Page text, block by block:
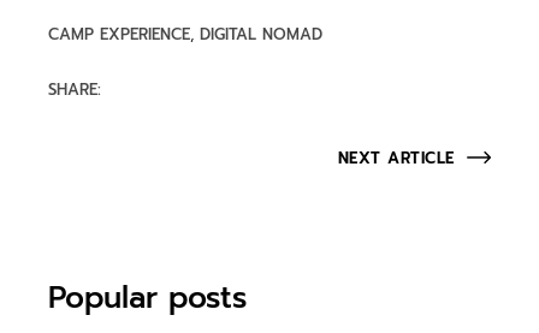
CAMP EXPERIENCE DIGITAL NOMAD
SHARE:
NEXT ARTICLE
Popular posts